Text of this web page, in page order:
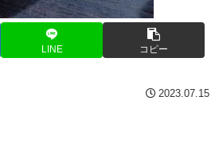
LINE コピー
2023.07.15